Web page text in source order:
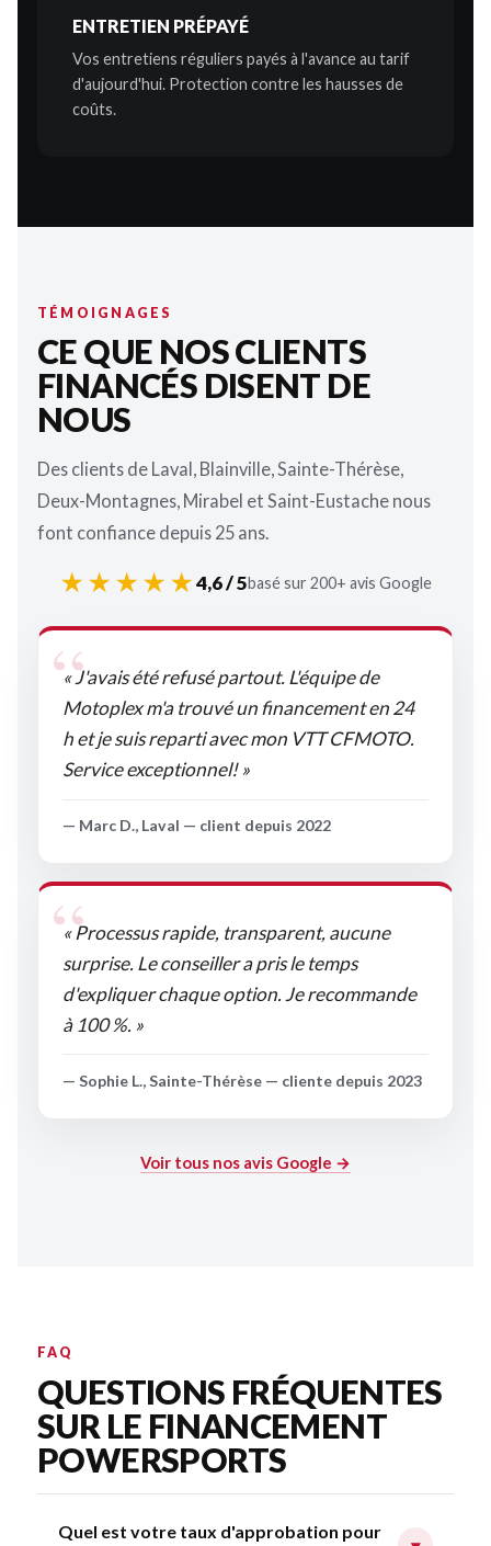
ENTRETIEN PRÉPAYÉ
Vos entretiens réguliers payés à l'avance au tarif
d'aujourd'hui. Protection contre les hausses de
coûts.
TÉMOIGNAGES
CE QUE NOS CLIENTS
FINANCÉS DISENT DE
NOUS
Des clients de Laval, Blainville, Sainte-Thérèse,
Deux-Montagnes, Mirabel et Saint-Eustache nous
font confiance depuis 25 ans.
★★★★★4,6 / 5basé sur 200+ avis Google
« J'avais été refusé partout. L'équipe de
Motoplex m'a trouvé un financement en 24
h et je suis reparti avec mon VTT CFMOTO.
Service exceptionnel! »
— Marc D., Laval — client depuis 2022
« Processus rapide, transparent, aucune
surprise. Le conseiller a pris le temps
d'expliquer chaque option. Je recommande
à 100 %. »
— Sophie L., Sainte-Thérèse — cliente depuis 2023
Voir tous nos avis Google →
FAQ
QUESTIONS FRÉQUENTES
SUR LE FINANCEMENT
POWERSPORTS
Quel est votre taux d'approbation pour